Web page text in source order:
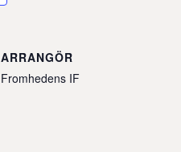
ARRANGÖR
Fromhedens IF